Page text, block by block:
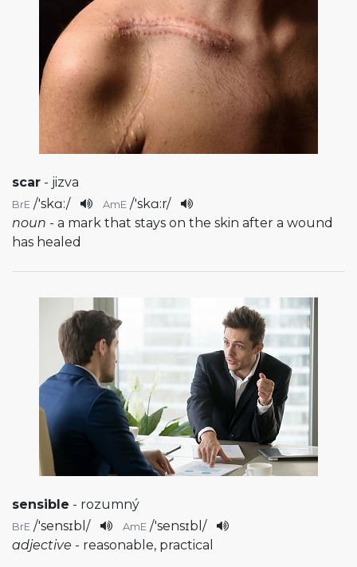
scar - jizva
BrE /'skɑ:/ AmE /'skɑ:r/
noun - a mark that stays on the skin after a wound
has healed
sensible - rozumný
BrE /'sensɪbl / AmE /'sensɪbl /
adjective - reasonable, practical